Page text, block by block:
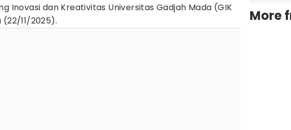
Inovasi dan Kreativitas Universitas Gadjah Mada (GIK
(22/11/2025). More